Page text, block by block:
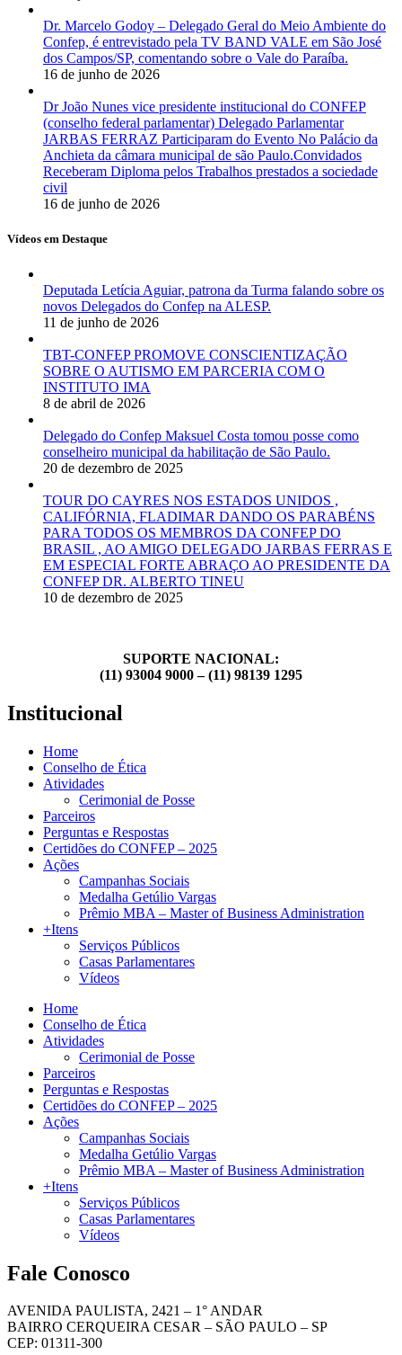
Dr. Marcelo Godoy – Delegado Geral do Meio Ambiente do
Confep, é entrevistado pela TV BAND VALE em São José
dos Campos/SP, comentando sobre o Vale do Paraíba.
16 de junho de 2026
Dr João Nunes vice presidente institucional do CONFEP
(conselho federal parlamentar) Delegado Parlamentar
JARBAS FERRAZ Participaram do Evento No Palácio da
Anchieta da câmara municipal de são Paulo.Convidados
Receberam Diploma pelos Trabalhos prestados a sociedade
civil
16 de junho de 2026
Vídeos em Destaque
Deputada Letícia Aguiar, patrona da Turma falando sobre os
novos Delegados do Confep na ALESP.
11 de junho de 2026
TBT-CONFEP PROMOVE CONSCIENTIZAÇÃO
SOBRE O AUTISMO EM PARCERIA COM O
INSTITUTO IMA
8 de abril de 2026
Delegado do Confep Maksuel Costa tomou posse como
conselheiro municipal da habilitação de São Paulo.
20 de dezembro de 2025
TOUR DO CAYRES NOS ESTADOS UNIDOS ,
CALIFÓRNIA, FLADIMAR DANDO OS PARABÉNS
PARA TODOS OS MEMBROS DA CONFEP DO
BRASIL , AO AMIGO DELEGADO JARBAS FERRAS E
EM ESPECIAL FORTE ABRAÇO AO PRESIDENTE DA
CONFEP DR. ALBERTO TINEU
10 de dezembro de 2025
SUPORTE NACIONAL:
(11) 93004 9000 – (11) 98139 1295
Institucional
Home
Conselho de Ética
Atividades
Cerimonial de Posse
Parceiros
Perguntas e Respostas
Certidões do CONFEP – 2025
Ações
Campanhas Sociais
Medalha Getúlio Vargas
Prêmio MBA – Master of Business Administration
+Itens
Serviços Públicos
Casas Parlamentares
Vídeos
Home
Conselho de Ética
Atividades
Cerimonial de Posse
Parceiros
Perguntas e Respostas
Certidões do CONFEP – 2025
Ações
Campanhas Sociais
Medalha Getúlio Vargas
Prêmio MBA – Master of Business Administration
+Itens
Serviços Públicos
Casas Parlamentares
Vídeos
Fale Conosco
AVENIDA PAULISTA, 2421 – 1° ANDAR
BAIRRO CERQUEIRA CESAR – SÃO PAULO – SP
CEP: 01311-300